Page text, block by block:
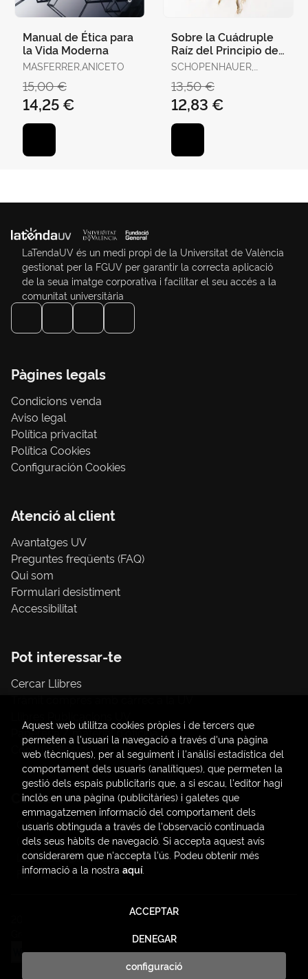
Manual de Ética para
la Vida Moderna
MASFERRER,ANICETO
15,00 €
14,25 €
Sobre la Cuádruple
Raíz del Principio de
Razón Suficiente
SCHOPENHAUER,
13,50 €
12,83 €
LaTendaUV és un medi propi de la Universitat de València
gestionat per la FGUV per garantir la correcta aplicació
de la seua imatge corporativa i facilitar el seu accés a la
comunitat universitària
Pàgines legals
Condicions venda
Aviso legal
Política privacitat
Política Cookies
Configuración Cookies
Atenció al client
Avantatges UV
Preguntes freqüents (FAQ)
Qui som
Formulari desistiment
Accessibilitat
Pot interessar-te
Cercar Llibres
Papereria / material d'oficina
Consum Sostenible
Contacte
C/ Amadeo de Saboya, 4
(+34) 963828968
latendauv@fundacio.es
Formulari de contacte
. Tots els Drets Reservats |
Aquest web utilitza cookies pròpies i de tercers que
permeten a l'usuari la navegació a través d'una pàgina
web (tècniques), per al seguiment i l'anàlisi estadística del
comportament dels usuaris (analítiques), que permeten la
gestió dels espais publicitaris que, a si escau, l'editor hagi
inclòs en una pàgina (publicitàries) i galetes que
emmagatzemen informació del comportament dels
usuaris obtinguda a través de l'observació continuada
dels seus hàbits de navegació. Si accepta aquest avís
considerarem que n'accepta l'ús. Podeu obtenir més
informació a la nostra aquí.
configuració
DENEGAR
ACCEPTAR